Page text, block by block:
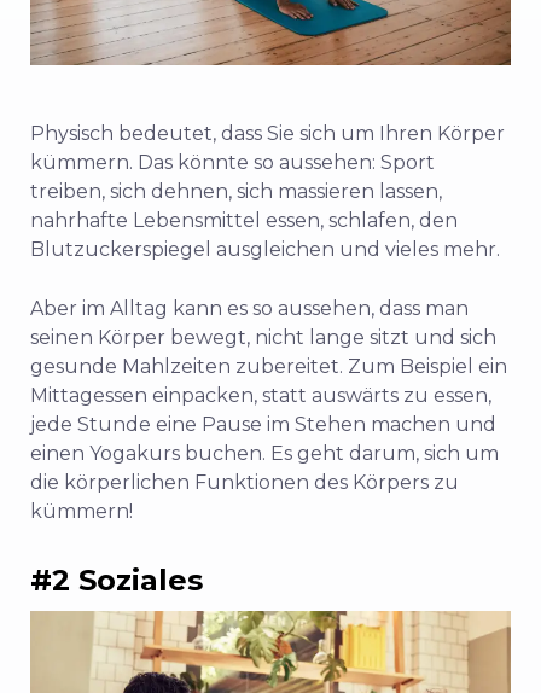
Physisch bedeutet, dass Sie sich um Ihren Körper
kümmern. Das könnte so aussehen: Sport
treiben, sich dehnen, sich massieren lassen,
nahrhafte Lebensmittel essen, schlafen, den
Blutzuckerspiegel ausgleichen und vieles mehr.
Aber im Alltag kann es so aussehen, dass man
seinen Körper bewegt, nicht lange sitzt und sich
gesunde Mahlzeiten zubereitet. Zum Beispiel ein
Mittagessen einpacken, statt auswärts zu essen,
jede Stunde eine Pause im Stehen machen und
einen Yogakurs buchen. Es geht darum, sich um
die körperlichen Funktionen des Körpers zu
kümmern!
#2 Soziales